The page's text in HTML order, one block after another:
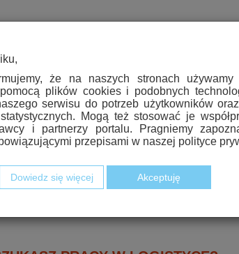
że na naszych stronach używamy
plików cookies i podobnych
serwisu do potrzeb użytkowników
Mogą też stosować je
i partnerzy portalu. Pragniemy
przepisami w naszej polityce
Dowiedz się więcej Akceptuję
O RYNKU USŁUG I PRACY W